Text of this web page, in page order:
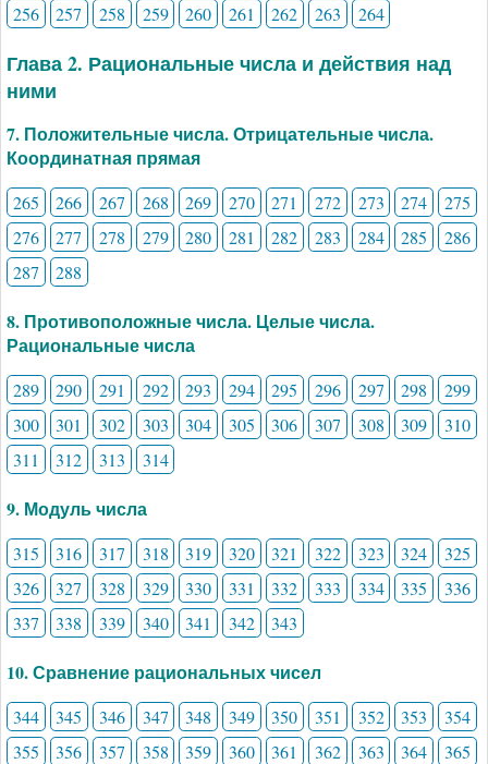
256
257 258 259 260 261 262 263 264
Глава 2. Рациональные числа и действия над
ними
7. Положительные числа. Отрицательные числа.
Координатная прямая
265 266 267 268 269 270 271 272 273 274
275
276
277 278 279 280 281 282 283 284 285
286
287
288
8. Противоположные числа. Целые числа.
Рациональные числа
289 290 291 292 293 294 295 296 297 298
299
300
301 302 303 304 305 306 307 308 309
310
311
312 313 314
9. Модуль числа
315 316 317 318 319 320 321 322 323 324
325
326
327 328 329 330 331 332 333 334 335
336
337
338 339 340 341 342 343
10. Сравнение рациональных чисел
344 345 346 347 348 349 350 351 352 353
354
355
356 357 358 359 360 361 362 363 364
365